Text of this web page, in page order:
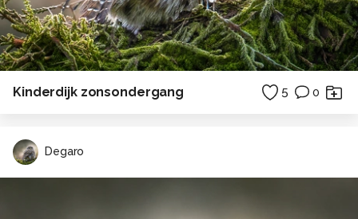
Kinderdijk zonsondergang 5 0
Degaro